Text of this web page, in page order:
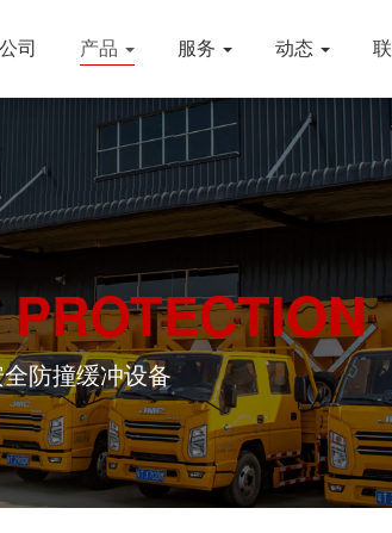
公司 产品 服务 动态
防撞缓冲设备